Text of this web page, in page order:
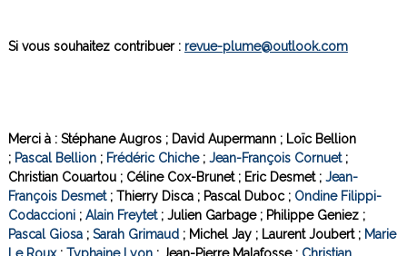
Si vous souhaitez contribuer : revue-plume@outlook.com
Merci à: Stéphane Augros ; David Aupermann ; Loïc Bellion
; Pascal Bellion; Frédéric Chiche; Jean-François Cornuet ;
Christian Couartou ; Céline Cox-Brunet ; Eric Desmet ; Jean-
François Desmet; Thierry Disca ; Pascal Duboc ; Ondine Filippi-
Codaccioni; Alain Freytet; Julien Garbage ; Philippe Geniez ;
Pascal Giosa; Sarah Grimaud; Michel Jay ; Laurent Joubert ; Marie
Le Roux; Typhaine Lyon; Jean-Pierre Malafosse ; Christian